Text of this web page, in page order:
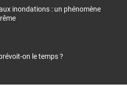
inondations : un phénomène
on le temps ?